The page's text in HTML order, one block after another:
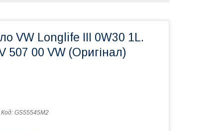
VW Longlife III 0W30 1L.
507 00 VW (Оригінал)
Код: GS55545M2